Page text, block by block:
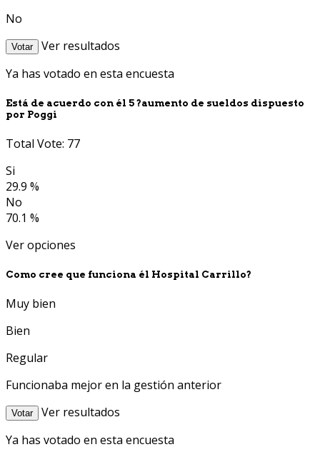
No
Votar
Ver resultados
Ya has votado en esta encuesta
Está de acuerdo con él 5 ?aumento de sueldos dispuesto
por Poggi
Total Vote: 77
Si
29.9 %
No
70.1 %
Ver opciones
Como cree que funciona él Hospital Carrillo?
Muy bien
Bien
Regular
Funcionaba mejor en la gestión anterior
Votar
Ver resultados
Ya has votado en esta encuesta